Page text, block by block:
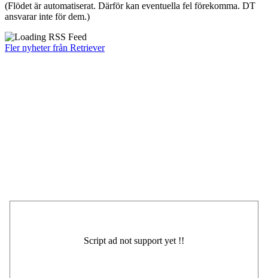
(Flödet är automatiserat. Därför kan eventuella fel förekomma. DT
ansvarar inte för dem.)
Fler nyheter från Retriever